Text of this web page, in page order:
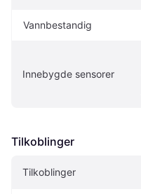
Vannbestandig
Innebygde sensorer
Tilkoblinger
Tilkoblinger